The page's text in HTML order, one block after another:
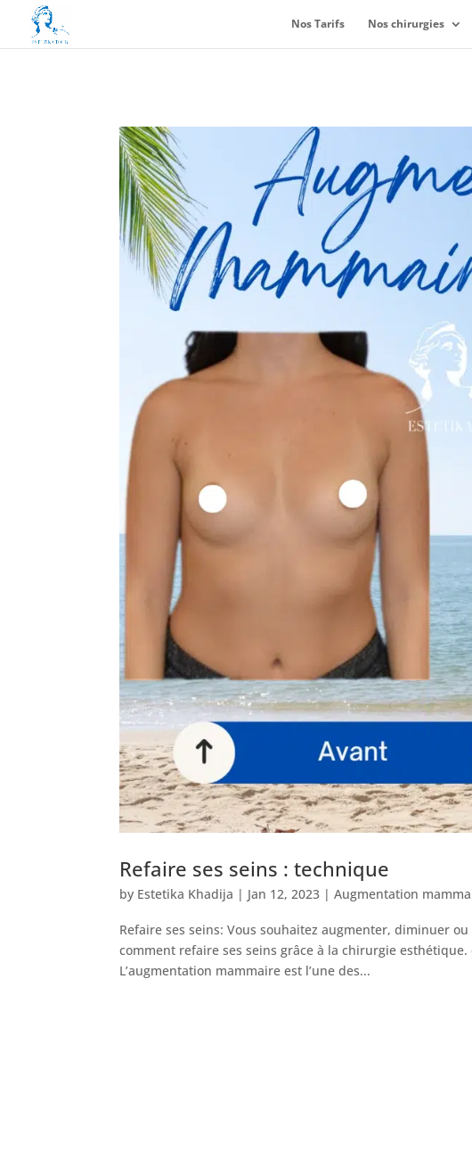
Nos Tarifs Nos chirurgies
Refaire ses seins : technique
by Estetika Khadija | Jan 12, 2023 |Augmentation
Refaire ses seins: Vous souhaitez augmenter, diminuer
comment refaire ses seins grâce à la chirurgie
L’augmentation mammaire est l’une des...